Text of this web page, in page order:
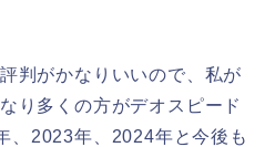
判がかなりいいので、私が
り多くの方がデオスピード
、2023年、2024年と今後も